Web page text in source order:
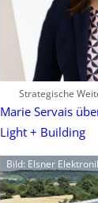
Strategische
Marie Servais
Light + Building
Bild: Elsner